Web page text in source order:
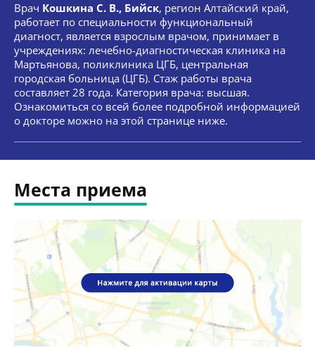
Врач Кошкина С. В., Бийск, регион Алтайский край,
работает по специальности функциональный
диагност, является взрослым врачом, принимает в
учреждениях: лечебно-диагностическая клиника на
Мартьянова, поликлиника ЦГБ, центральная
городская больница (ЦГБ). Стаж работы врача
составляет 28 года. Категория врача: высшая.
Ознакомиться со всей более подробной информацией
о докторе можно на этой странице ниже.
Места приема